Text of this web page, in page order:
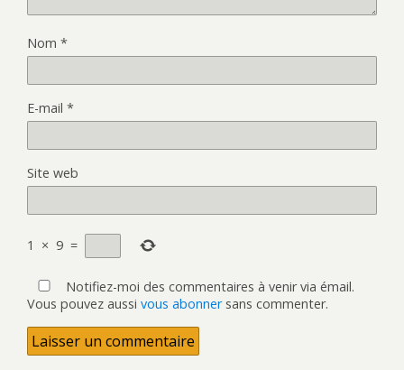
Nom *
E-mail *
Site web
1 × 9 =
Notifiez-moi des commentaires à venir via émail.
Vous pouvez aussi vous abonnersans commenter.